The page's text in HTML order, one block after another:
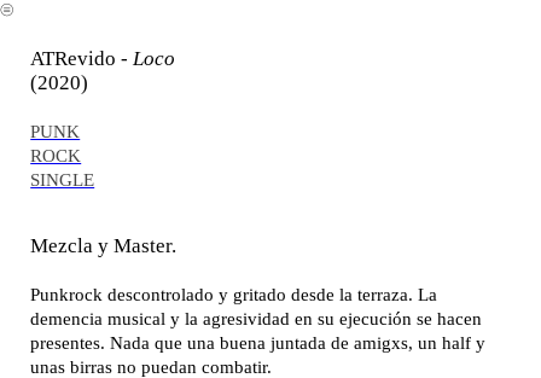
︎
ATRevido - Loco
(2020)
PUNK
ROCK
SINGLE
Mezcla y Master.
Punkrock descontrolado y gritado desde la terraza. La
demencia musical y la agresividad en su ejecución se hacen
presentes. Nada que una buena juntada de amigxs, un half y
unas birras no puedan combatir.